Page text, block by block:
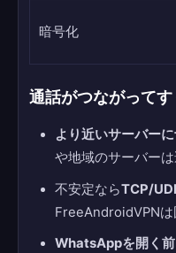
暗号化
通話がつながって
より近いサーバー
や地域のサーバー
不安定ならTCP/
FreeAndroidVPNは
WhatsAppを開く